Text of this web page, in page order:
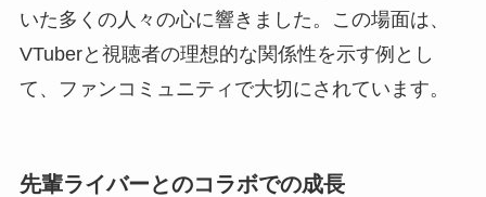
いた多くの人々の心に響きました。この場面は、
VTuberと視聴者の理想的な関係性を示す例とし
て、ファンコミュニティで大切にされています。
先輩ライバーとのコラボでの成長